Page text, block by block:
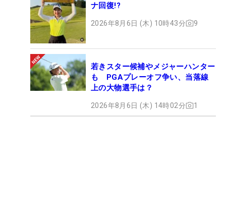
ナ回復!?
2026年8月6日 (木) 10時43分 9
若きスター候補やメジャーハンター
も PGAプレーオフ争い、当落線
上の大物選手は？
2026年8月6日 (木) 14時02分 1